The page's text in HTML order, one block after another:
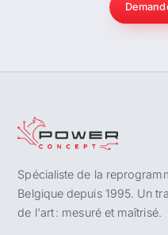
Spécialiste de la
Belgique depuis 1995. Un
de l'art : mesuré et maîtrisé.